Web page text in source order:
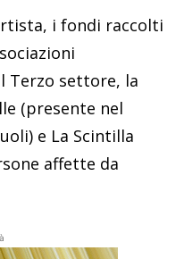
i fondi raccolti
Terzo settore, la
(presente nel
e La Scintilla
affette da